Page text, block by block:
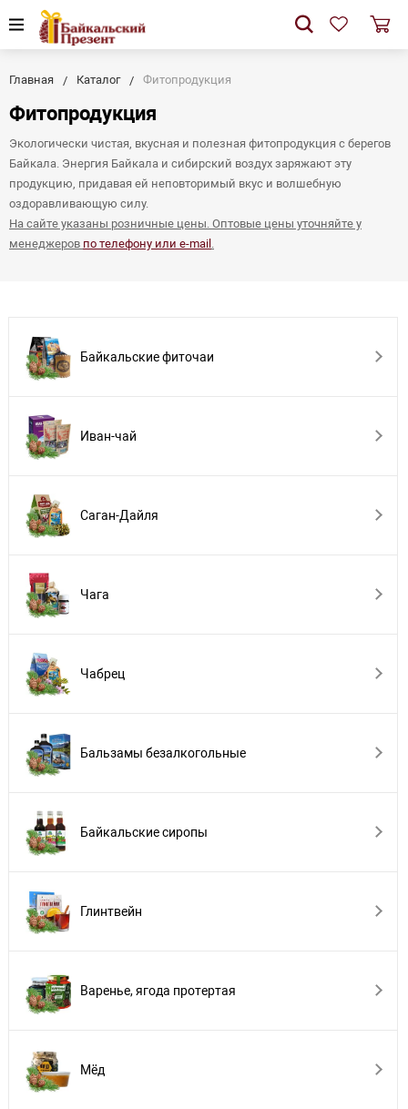
Главная Каталог Фитопродукция
Фитопродукция
Экологически чистая, вкусная и полезная фитопродукция с берегов
Байкала. Энергия Байкала и сибирский воздух заряжают эту
продукцию, придавая ей неповторимый вкус и волшебную
оздоравливающую силу.
На сайте указаны розничные цены. Оптовые цены уточняйте у
менеджеров по телефону или e-mail .
Байкальские фиточаи
Иван-чай
Саган-Дайля
Чага
Чабрец
Бальзамы безалкогольные
Байкальские сиропы
Глинтвейн
Варенье, ягода протертая
Мёд